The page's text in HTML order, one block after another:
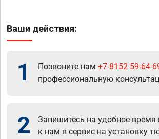
Ваши действия:
1 Позвоните нам +7 8152 59-64-
профессиональную
2
Запишитесь на удобное время
к нам в сервис на установку